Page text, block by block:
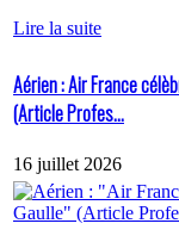
Lire la suite
Aérien : Air France
(Article Profes...
16 juillet 2026